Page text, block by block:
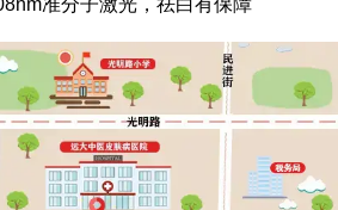
准分子激光，祛白有保障